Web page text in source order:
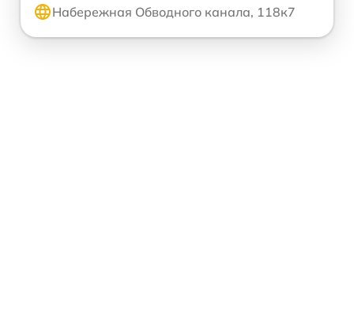
Набережная Обводного канала, 118к7